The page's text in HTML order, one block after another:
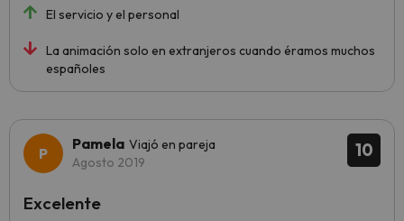
El servicio y el personal
La animación solo en extranjeros cuando éramos muchos
españoles
10
Pamela Viajó en pareja
Agosto 2019
Excelente